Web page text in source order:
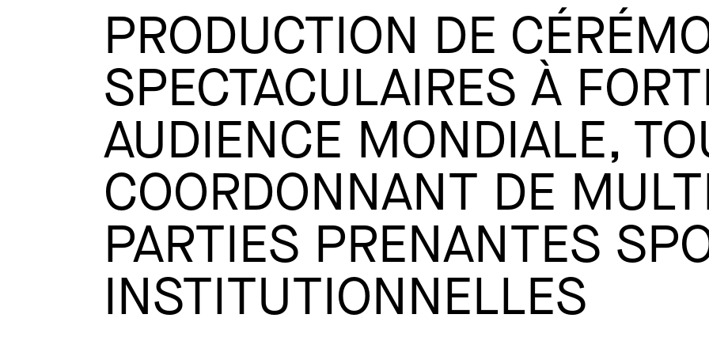
PRODUCTION DE
SPECTACULAIRES À
AUDIENCE MONDIALE,
COORDONNANT DE
PARTIES PRENANTES
INSTITUTIONNELLES